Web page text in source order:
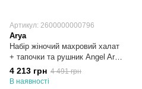
Артикул: 2600000000796
Arya
Набір жіночий махровий халат
+ тапочки та рушник Angel Arya
100% Бавовна Рожевий S/M
4 213 грн 4 491 грн
В наявності